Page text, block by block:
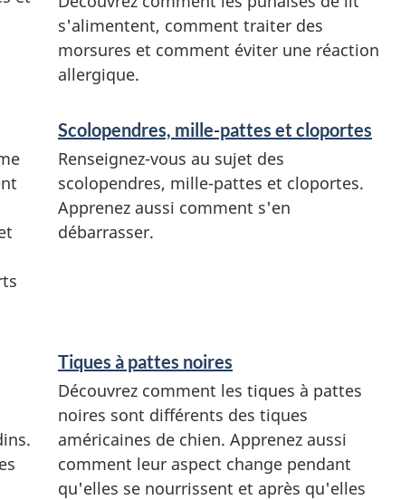
s'alimentent, comment traiter des
morsures et comment éviter une réaction
allergique.
Scolopendres, mille-pattes et cloportes
Renseignez-vous au sujet des
scolopendres, mille-pattes et cloportes.
Apprenez aussi comment s'en
débarrasser.
Tiques à pattes noires
Découvrez comment les tiques à pattes
noires sont différents des tiques
américaines de chien. Apprenez aussi
comment leur aspect change pendant
qu'elles se nourrissent et après qu'elles